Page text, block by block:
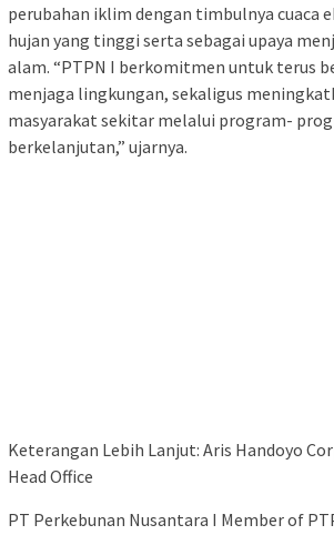
perubahan iklim dengan timbulnya cuaca
hujan yang tinggi serta sebagai upaya
alam. “PTPN I berkomitmen untuk terus
menjaga lingkungan, sekaligus
masyarakat sekitar melalui program-
berkelanjutan,” ujarnya.
Keterangan Lebih Lanjut: Aris Handoyo
Head Office
PT Perkebunan Nusantara I Member of